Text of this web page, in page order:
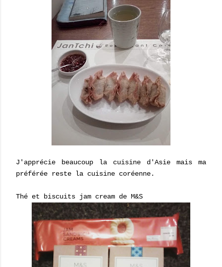
J'apprécie beaucoup la cuisine d'Asie mais ma
préférée reste la cuisine coréenne.
Thé et biscuits jam cream de M&S